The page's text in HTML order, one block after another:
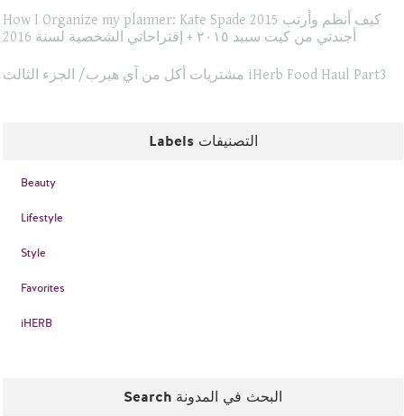
How I Organize my planner: Kate Spade 2015 كيف أنظم وأرتب
أجندتي من كيت سبيد ٢٠١٥ + إقتراحاتي الشخصية لسنة 2016
مشتريات أكل من آي هيرب/ الجزء الثالث iHerb Food Haul Part3
Labels التصنيفات
Beauty
Lifestyle
Style
Favorites
iHERB
Search البحث في المدونة